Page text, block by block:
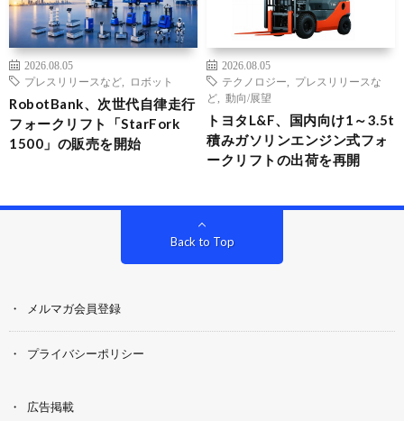
2026.08.05
プレスリリースなど
ロボット
RobotBank、次世代自律走行
フォークリフト「StarFork
1500」の販売を開始
2026.08.05
テクノロジー
プレスリリースな
ど
動向/展望
トヨタL&F、国内向け1～3.5t
積みガソリンエンジン式フォ
ークリフトの出荷を再開
Back to Top
メルマガ会員登録
プライバシーポリシー
広告掲載